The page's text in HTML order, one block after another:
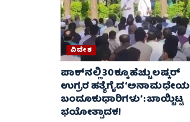
ವಿದೇಶ
ಪಾಕ್‌ನಲ್ಲಿ 30ಕ್ಕೂ ಹೆಚ್ಚು ಲಷ್ಕರ್
ಉಗ್ರರ ಹತ್ಯೆಗೈದ ‘ಅನಾಮಧೇಯ
ಬಂದೂಕುಧಾರಿಗಳು’ : ಬಾಯ್ಬಿಟ್ಟ
ಭಯೋತ್ಪಾದಕ!